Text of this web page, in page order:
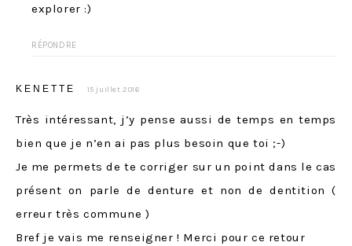
explorer :)
RÉPONDRE
KENETTE 15 juillet 2016
Très intéressant, j’y pense aussi de temps en temps
bien que je n’en ai pas plus besoin que toi ;-)
Je me permets de te corriger sur un point dans le cas
présent on parle de denture et non de dentition (
erreur très commune )
Bref je vais me renseigner ! Merci pour ce retour